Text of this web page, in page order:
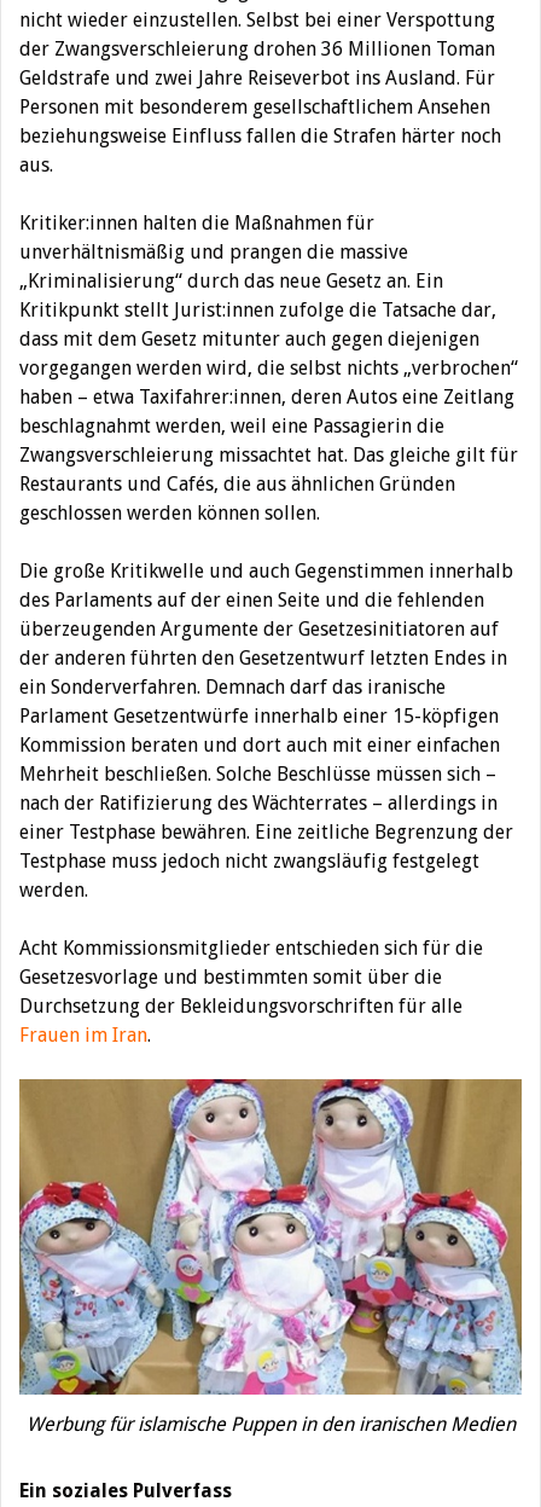
nicht wieder einzustellen. Selbst bei einer Verspottung
der Zwangsverschleierung drohen 36 Millionen Toman
Geldstrafe und zwei Jahre Reiseverbot ins Ausland. Für
Personen mit besonderem gesellschaftlichem Ansehen
beziehungsweise Einfluss fallen die Strafen härter noch
aus.
Kritiker:innen halten die Maßnahmen für
unverhältnismäßig und prangen die massive
„Kriminalisierung“ durch das neue Gesetz an. Ein
Kritikpunkt stellt Jurist:innen zufolge die Tatsache dar,
dass mit dem Gesetz mitunter auch gegen diejenigen
vorgegangen werden wird, die selbst nichts „verbrochen“
haben – etwa Taxifahrer:innen, deren Autos eine Zeitlang
beschlagnahmt werden, weil eine Passagierin die
Zwangsverschleierung missachtet hat. Das gleiche gilt für
Restaurants und Cafés, die aus ähnlichen Gründen
geschlossen werden können sollen.
Die große Kritikwelle und auch Gegenstimmen innerhalb
des Parlaments auf der einen Seite und die fehlenden
überzeugenden Argumente der Gesetzesinitiatoren auf
der anderen führten den Gesetzentwurf letzten Endes in
ein Sonderverfahren. Demnach darf das iranische
Parlament Gesetzentwürfe innerhalb einer 15-köpfigen
Kommission beraten und dort auch mit einer einfachen
Mehrheit beschließen. Solche Beschlüsse müssen sich –
nach der Ratifizierung des Wächterrates – allerdings in
einer Testphase bewähren. Eine zeitliche Begrenzung der
Testphase muss jedoch nicht zwangsläufig festgelegt
werden.
Acht Kommissionsmitglieder entschieden sich für die
Gesetzesvorlage und bestimmten somit über die
Durchsetzung der Bekleidungsvorschriften für alle
Frauen im Iran.
Werbung für islamische Puppen in den iranischen Medien
Ein soziales Pulverfass